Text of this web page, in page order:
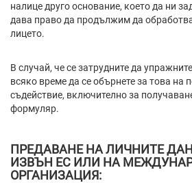
налице друго основание, което да ни
дава право да продължим да
лицето.
В случай, че се затрудните да
всяко време да се обърнете за това на
съдействие, включително за
формуляр.
ПРЕДАВАНЕ НА ЛИЧНИТЕ
ИЗВЪН ЕС ИЛИ НА
ОРГАНИЗАЦИЯ: